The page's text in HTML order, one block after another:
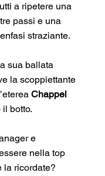
a ripetere una
passi e una
straziante.
sua ballata
la scoppiettante
Chappel
il botto.
e
nella top
la ricordate?